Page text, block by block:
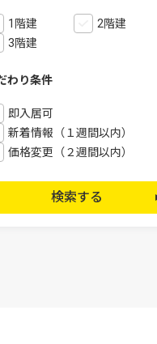
1階建
2階建
3階建
わり条件
即入居可
新着情報（１週間以内）
価格変更（２週間以内）
検索する